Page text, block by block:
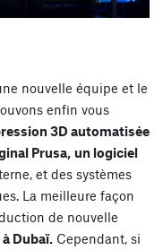
nouvelle équipe et le
enfin vous
3D automatisée
Prusa, un logiciel
et des systèmes
La meilleure façon
de nouvelle
Dubaï. Cependant, si